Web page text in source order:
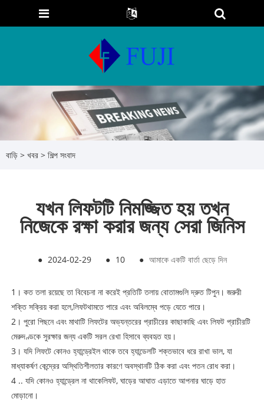
বাড়ি > খবর > শিল্প সংবাদ
যখন লিফটটি নিমজ্জিত হয় তখন
নিজেকে রক্ষা করার জন্য সেরা জিনিস
● 2024-02-29 ● 10 ● আমাকে একটি বার্তা ছেড়ে দিন
1। কত তলা রয়েছে তা বিবেচনা না করেই প্রতিটি তলায় বোতামগুলি দ্রুত টিপুন। জরুরী
শক্তি সক্রিয় করা হলে,লিফটথামতে পারে এবং অবিলম্বে পড়ে যেতে পারে।
2। পুরো পিছনে এবং মাথাটি লিফটের অভ্যন্তরের প্রাচীরের কাছাকাছি এবং লিফট প্রাচীরটি
মেরুদণ্ডকে সুরক্ষার জন্য একটি সরল রেখা হিসাবে ব্যবহৃত হয়।
3। যদি লিফটে কোনও হ্যান্ড্রেইল থাকে তবে হ্যান্ডেলটি শক্তভাবে ধরে রাখা ভাল, যা
মাধ্যাকর্ষণ কেন্দ্রের অস্থিতিশীলতার কারণে অবস্থানটি ঠিক করা এবং পতন রোধ করা।
4 .. যদি কোনও হ্যান্ড্রেল না থাকেলিফট, ঘাড়ের আঘাত এড়াতে আপনার ঘাড়ে হাত
মোড়ানো।